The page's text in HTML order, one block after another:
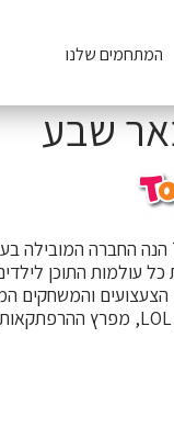
המתחמים שלנו
שבע
עולמות התוכן
והמשחקים